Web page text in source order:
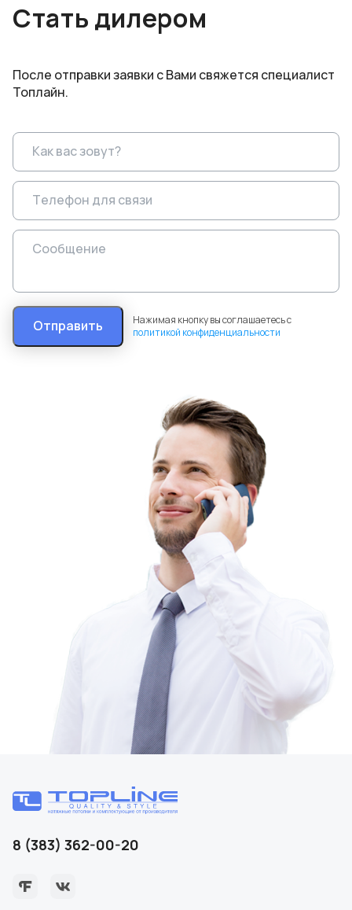
Стать дилером
После отправки заявки с Вами свяжется специалист
Топлайн.
Отправить
Нажимая кнопку вы соглашаетесь с
политикой конфиденциальности
8 (383) 362-00-20